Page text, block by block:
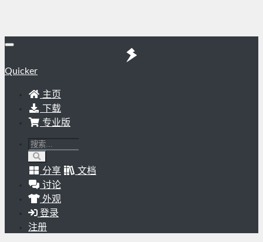
Quicker
主页
下载
专业版
分享
文档
讨论
外观
登录
注册